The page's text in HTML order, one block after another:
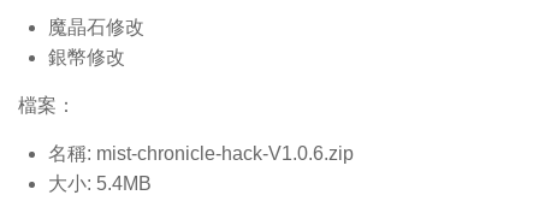
魔晶石修改
銀幣修改
檔案：
名稱: mist-chronicle-hack-V1.0.6.zip
大小: 5.4MB